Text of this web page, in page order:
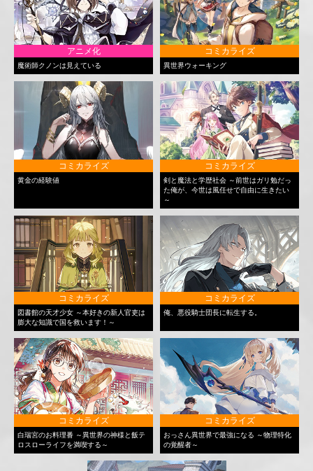
アニメ化
魔術師クノンは見えている
コミカライズ
異世界ウォーキング
コミカライズ
黄金の経験値
コミカライズ
剣と魔法と学歴社会 ～前世はガリ勉だっ
た俺が、今世は風任せで自由に生きたい
～
コミカライズ
図書館の天才少女 ～本好きの新人官吏は
膨大な知識で国を救います！～
コミカライズ
俺、悪役騎士団長に転生する。
コミカライズ
白瑞宮のお料理番 ～異世界の神様と飯テ
ロスローライフを満喫する～
コミカライズ
おっさん異世界で最強になる ～物理特化
の覚醒者～